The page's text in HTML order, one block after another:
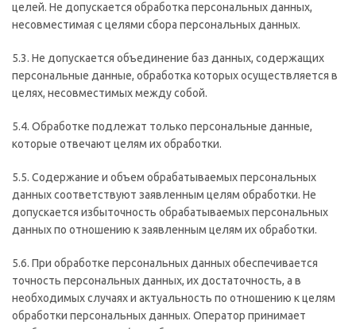
целей. Не допускается обработка персональных данных,
несовместимая с целями сбора персональных данных.
5.3. Не допускается объединение баз данных, содержащих
персональные данные, обработка которых осуществляется в
целях, несовместимых между собой.
5.4. Обработке подлежат только персональные данные,
которые отвечают целям их обработки.
5.5. Содержание и объем обрабатываемых персональных
данных соответствуют заявленным целям обработки. Не
допускается избыточность обрабатываемых персональных
данных по отношению к заявленным целям их обработки.
5.6. При обработке персональных данных обеспечивается
точность персональных данных, их достаточность, а в
необходимых случаях и актуальность по отношению к целям
обработки персональных данных. Оператор принимает